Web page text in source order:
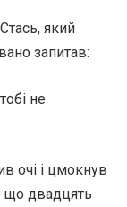
який
запитав:
не
і цмокнув
що двадцять